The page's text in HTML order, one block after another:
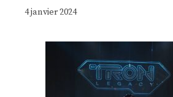
4 janvier 2024